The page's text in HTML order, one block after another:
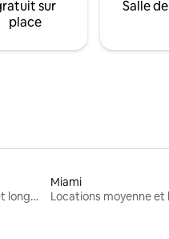
sur
place
Salle
Locations moyenne et longue durée
Miami